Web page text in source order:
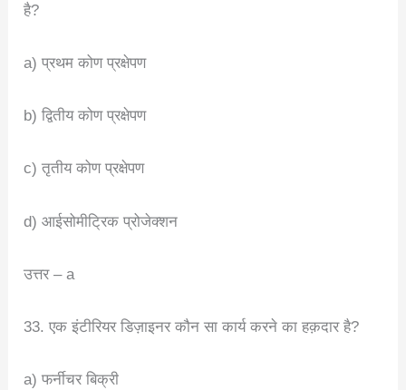
है?
a) प्रथम कोण प्रक्षेपण
b) द्वितीय कोण प्रक्षेपण
c) तृतीय कोण प्रक्षेपण
d) आईसोमीट्रिक प्रोजेक्शन
उत्तर – a
33. एक इंटीरियर डिज़ाइनर कौन सा कार्य करने का हक़दार है?
a) फर्नीचर बिक्री